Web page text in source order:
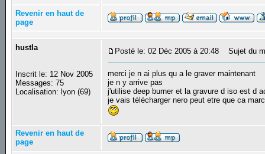
Revenir en haut de
page
hustla
Inscrit le: 12 Nov 2005
Messages: 75
Localisation: lyon (69)
Posté le: 02 Déc 2005 à 20:48 Sujet du
merci je n ai plus qu a le graver maintenant
je n y arrive pas
j'utilise deep burner et la gravure d iso est d
je vais télécharger nero peut etre que ca
Revenir en haut de
page